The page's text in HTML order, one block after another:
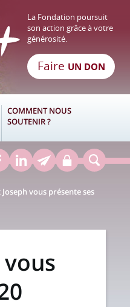
La Fondation poursuit
son action grâce à votre
générosité.
Faire UN DON
COMMENT NOUS
SOUTENIR ?
vous présente ses